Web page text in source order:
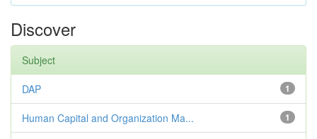
Discover
Subject
1
DAP
1
Human Capital and Organization Ma...